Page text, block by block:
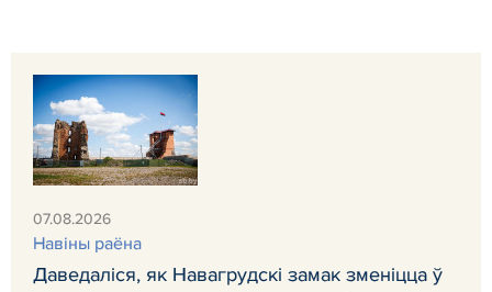
07.08.2026
Навiны раёна
Даведаліся, як Навагрудскі замак зменіцца ў